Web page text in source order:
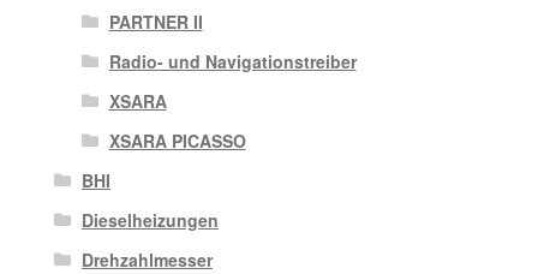
PARTNER II
Radio- und Navigationstreiber
XSARA
XSARA PICASSO
BHI
Dieselheizungen
Drehzahlmesser